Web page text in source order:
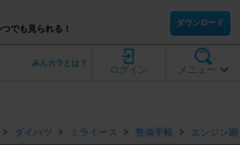
でも見られる！
ダウンロード
メニュー
ログイン
みんカラとは？
ダイハツ ミライース 整備手帳 エンジン